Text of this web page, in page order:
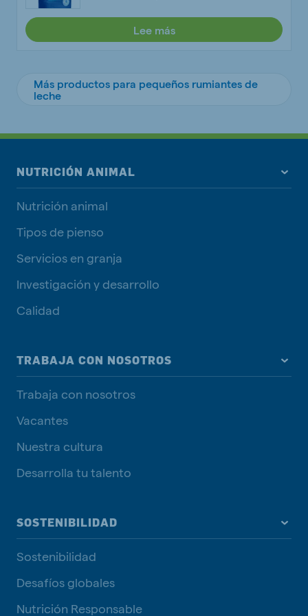
Lee más
Más productos para pequeños rumiantes de
leche
NUTRICIÓN ANIMAL
Nutrición animal
Tipos de pienso
Servicios en granja
Investigación y desarrollo
Calidad
TRABAJA CON NOSOTROS
Trabaja con nosotros
Vacantes
Nuestra cultura
Desarrolla tu talento
SOSTENIBILIDAD
Sostenibilidad
Desafíos globales
Nutrición Responsable